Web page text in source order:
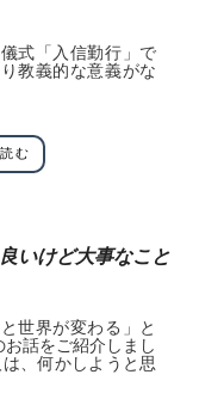
式「入信勤行」で
教義的な意義がな
む
いけど大事なこと
世界が変わる」と
お話をご紹介しまし
、何かしようと思